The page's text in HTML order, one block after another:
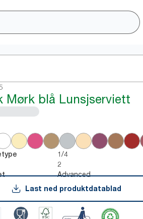
Mørk blå Lunsjserviett
1/4
2
Advanced
Last ned produktdatablad